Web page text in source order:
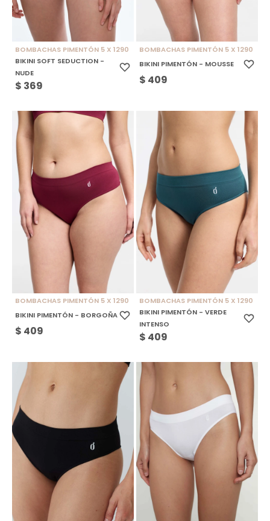
BOMBACHAS PIMENTÓN 5 X 1290
BIKINI SOFT SEDUCTION -
NUDE
$ 369
BOMBACHAS PIMENTÓN 5 X 1290
BIKINI PIMENTÓN - MOUSSE
$ 409
BOMBACHAS PIMENTÓN 5 X 1290
BIKINI PIMENTÓN - BORGOÑA
$ 409
BOMBACHAS PIMENTÓN 5 X 1290
BIKINI PIMENTÓN - VERDE
INTENSO
$ 409